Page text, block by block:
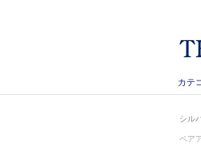
カテ
シル
ペア